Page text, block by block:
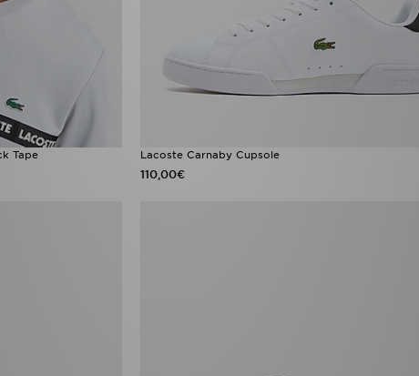
Tape Lacoste Carnaby Cupsole
110,00€